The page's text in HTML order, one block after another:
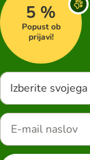
5 %
Popust ob
prijavi!
Izberite